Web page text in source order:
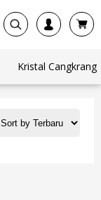
Kristal Cangkrang